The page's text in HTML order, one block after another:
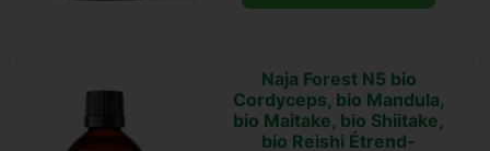
Naja Forest N5 bio
Cordyceps, bio Mandula,
bio Maitake, bio Shiitake,
bio Reishi Étrend-